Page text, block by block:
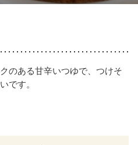
のある甘辛いつゆで、つけそ
です。